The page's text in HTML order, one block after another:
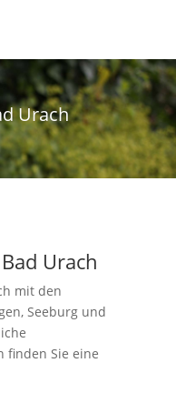
Urach
Urach
mit den
Seeburg und
finden Sie eine